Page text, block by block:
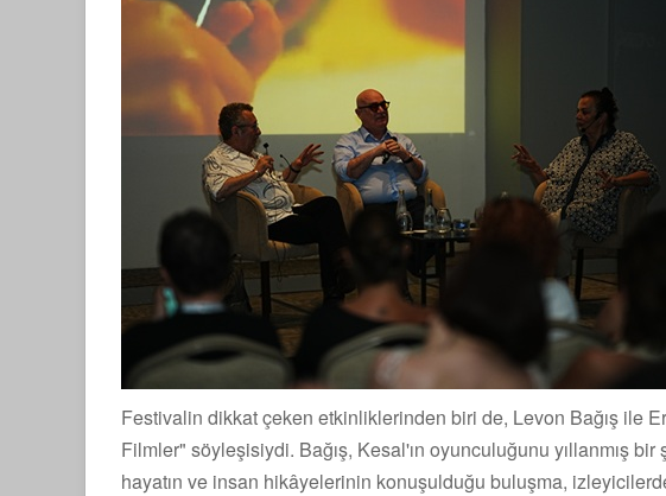
Festivalin dikkat çeken etkinliklerinden biri de, Levon Bağış ile
Filmler" söyleşisiydi. Bağış, Kesal'ın oyunculuğunu yıllanmış bir
hayatın ve insan hikâyelerinin konuşulduğu buluşma,